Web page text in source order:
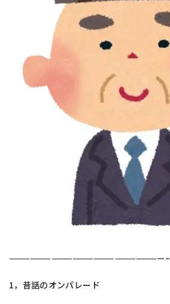
——————————————————————–
1，昔話のオンパレード